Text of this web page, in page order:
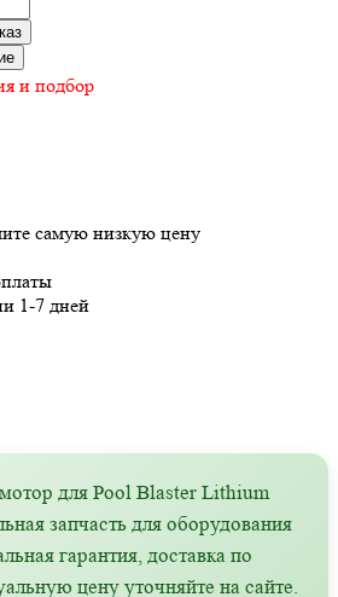
и подбор
самую низкую цену
1-7 дней
для Pool Blaster Lithium
запчасть для оборудования
гарантия, доставка по
цену уточняйте на сайте.